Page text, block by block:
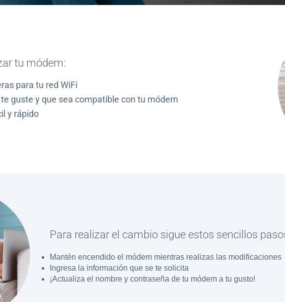
tu módem:
para tu red WiFi
guste y que sea compatible con tu módem
y rápido
Para realizar el cambio sigue estos sencillos
Mantén encendido el módem mientras realizas las modificaciones
Ingresa la información que se te solicita
¡Actualiza el nombre y contraseña de tu módem a tu gusto!